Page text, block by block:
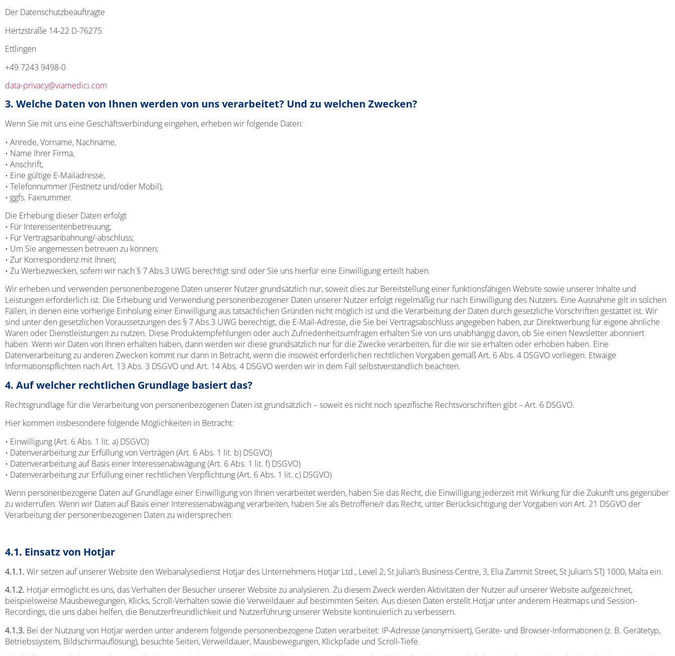
Der Datenschutzbeauftragte
Hertzstraße 14-22 D-76275
Ettlingen
+49 7243 9498-0
data-privacy@viamedici.com
3. Welche Daten von Ihnen werden von uns verarbeitet? Und zu welchen Zwecken?
Wenn Sie mit uns eine Geschäftsverbindung eingehen, erheben wir folgende Daten:
• Anrede, Vorname, Nachname,
• Name Ihrer Firma,
• Anschrift,
• Eine gültige E-Mailadresse,
• Telefonnummer (Festnetz und/oder Mobil),
• ggfs. Faxnummer.
Die Erhebung dieser Daten erfolgt
• Für Interessentenbetreuung;
• Für Vertragsanbahnung/-abschluss;
• Um Sie angemessen betreuen zu können;
• Zur Korrespondenz mit Ihnen;
• Zu Werbezwecken, sofern wir nach § 7 Abs.3 UWG berechtigt sind oder Sie uns hierfür eine Einwilligung erteilt haben.
Wir erheben und verwenden personenbezogene Daten unserer Nutzer grundsätzlich nur, soweit dies zur Bereitstellung einer funktionsfähigen Website sowie unserer Inhalte und
Leistungen erforderlich ist. Die Erhebung und Verwendung personenbezogener Daten unserer Nutzer erfolgt regelmäßig nur nach Einwilligung des Nutzers. Eine Ausnahme gilt in solchen
Fällen, in denen eine vorherige Einholung einer Einwilligung aus tatsächlichen Gründen nicht möglich ist und die Verarbeitung der Daten durch gesetzliche Vorschriften gestattet ist. Wir
sind unter den gesetzlichen Voraussetzungen des § 7 Abs.3 UWG berechtigt, die E-Mail-Adresse, die Sie bei Vertragsabschluss angegeben haben, zur Direktwerbung für eigene ähnliche
Waren oder Dienstleistungen zu nutzen. Diese Produktempfehlungen oder auch Zufriedenheitsumfragen erhalten Sie von uns unabhängig davon, ob Sie einen Newsletter abonniert
haben. Wenn wir Daten von Ihnen erhalten haben, dann werden wir diese grundsätzlich nur für die Zwecke verarbeiten, für die wir sie erhalten oder erhoben haben. Eine
Datenverarbeitung zu anderen Zwecken kommt nur dann in Betracht, wenn die insoweit erforderlichen rechtlichen Vorgaben gemäß Art. 6 Abs. 4 DSGVO vorliegen. Etwaige
Informationspflichten nach Art. 13 Abs. 3 DSGVO und Art. 14 Abs. 4 DSGVO werden wir in dem Fall selbstverständlich beachten.
4. Auf welcher rechtlichen Grundlage basiert das?
Rechtsgrundlage für die Verarbeitung von personenbezogenen Daten ist grundsätzlich – soweit es nicht noch spezifische Rechtsvorschriften gibt – Art. 6 DSGVO.
Hier kommen insbesondere folgende Möglichkeiten in Betracht:
• Einwilligung (Art. 6 Abs. 1 lit. a) DSGVO)
• Datenverarbeitung zur Erfüllung von Verträgen (Art. 6 Abs. 1 lit. b) DSGVO)
• Datenverarbeitung auf Basis einer Interessenabwägung (Art. 6 Abs. 1 lit. f) DSGVO)
• Datenverarbeitung zur Erfüllung einer rechtlichen Verpflichtung (Art. 6 Abs. 1 lit. c) DSGVO)
Wenn personenbezogene Daten auf Grundlage einer Einwilligung von Ihnen verarbeitet werden, haben Sie das Recht, die Einwilligung jederzeit mit Wirkung für die Zukunft uns gegenüber
zu widerrufen. Wenn wir Daten auf Basis einer Interessenabwägung verarbeiten, haben Sie als Betroffene/r das Recht, unter Berücksichtigung der Vorgaben von Art. 21 DSGVO der
Verarbeitung der personenbezogenen Daten zu widersprechen.
4.1. Einsatz von Hotjar
4.1.1. Wir setzen auf unserer Website den Webanalysedienst Hotjar des Unternehmens Hotjar Ltd., Level 2, St Julian’s Business Centre, 3, Elia Zammit Street, St Julian’s STJ 1000, Malta ein.
4.1.2. Hotjar ermöglicht es uns, das Verhalten der Besucher unserer Website zu analysieren. Zu diesem Zweck werden Aktivitäten der Nutzer auf unserer Website aufgezeichnet,
beispielsweise Mausbewegungen, Klicks, Scroll-Verhalten sowie die Verweildauer auf bestimmten Seiten. Aus diesen Daten erstellt Hotjar unter anderem Heatmaps und Session-
Recordings, die uns dabei helfen, die Benutzerfreundlichkeit und Nutzerführung unserer Website kontinuierlich zu verbessern.
4.1.3. Bei der Nutzung von Hotjar werden unter anderem folgende personenbezogene Daten verarbeitet: IP-Adresse (anonymisiert), Geräte- und Browser-Informationen (z. B. Gerätetyp,
Betriebssystem, Bildschirmauflösung), besuchte Seiten, Verweildauer, Mausbewegungen, Klickpfade und Scroll-Tiefe.